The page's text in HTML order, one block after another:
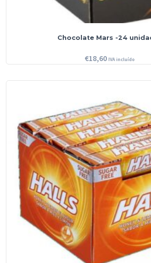
Chocolate Mars -24
€18,60 IVA incluído